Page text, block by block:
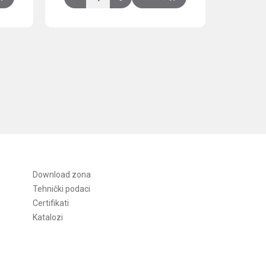
Download zona
Tehnički podaci
Certifikati
Katalozi